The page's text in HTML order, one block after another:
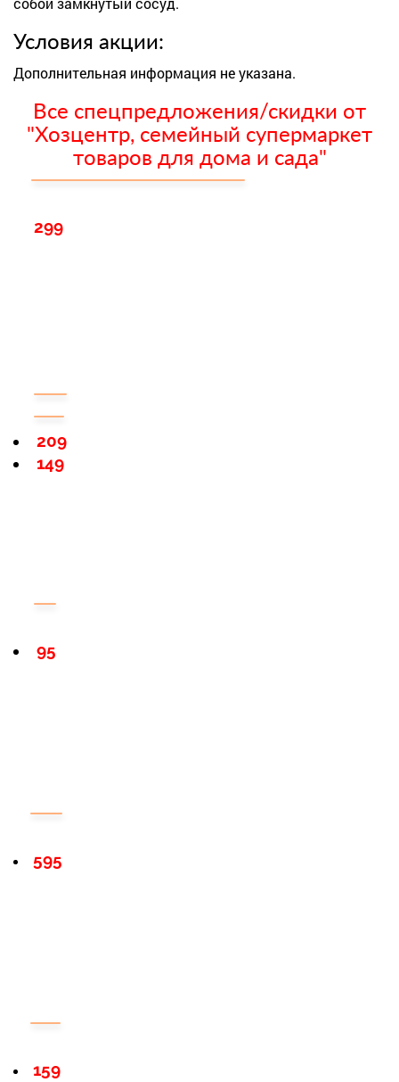
Условия акции:
Дополнительная информация не указана.
Все спецпредложения/скидки от
"Хозцентр, семейный супермаркет
товаров для дома и сада"
299
149
209
95
595
159